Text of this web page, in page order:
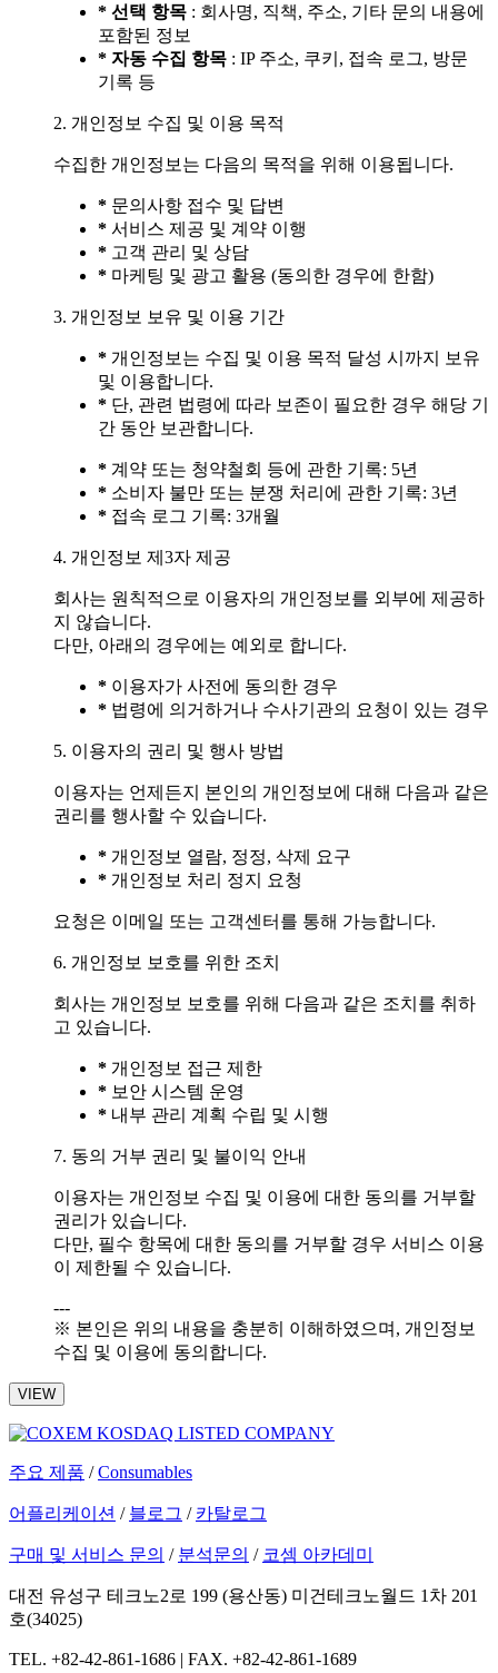
* 선택 항목 : 회사명, 직책, 주소, 기타 문의 내용에
포함된 정보
* 자동 수집 항목 : IP 주소, 쿠키, 접속 로그, 방문
기록 등
2. 개인정보 수집 및 이용 목적
수집한 개인정보는 다음의 목적을 위해 이용됩니다.
* 문의사항 접수 및 답변
* 서비스 제공 및 계약 이행
* 고객 관리 및 상담
* 마케팅 및 광고 활용 (동의한 경우에 한함)
3. 개인정보 보유 및 이용 기간
* 개인정보는 수집 및 이용 목적 달성 시까지 보유
및 이용합니다.
* 단, 관련 법령에 따라 보존이 필요한 경우 해당 기
간 동안 보관합니다.
* 계약 또는 청약철회 등에 관한 기록: 5년
* 소비자 불만 또는 분쟁 처리에 관한 기록: 3년
* 접속 로그 기록: 3개월
4. 개인정보 제3자 제공
회사는 원칙적으로 이용자의 개인정보를 외부에 제공하
지 않습니다.
다만, 아래의 경우에는 예외로 합니다.
* 이용자가 사전에 동의한 경우
* 법령에 의거하거나 수사기관의 요청이 있는 경우
5. 이용자의 권리 및 행사 방법
이용자는 언제든지 본인의 개인정보에 대해 다음과 같은
권리를 행사할 수 있습니다.
* 개인정보 열람, 정정, 삭제 요구
* 개인정보 처리 정지 요청
요청은 이메일 또는 고객센터를 통해 가능합니다.
6. 개인정보 보호를 위한 조치
회사는 개인정보 보호를 위해 다음과 같은 조치를 취하
고 있습니다.
* 개인정보 접근 제한
* 보안 시스템 운영
* 내부 관리 계획 수립 및 시행
7. 동의 거부 권리 및 불이익 안내
이용자는 개인정보 수집 및 이용에 대한 동의를 거부할
권리가 있습니다.
다만, 필수 항목에 대한 동의를 거부할 경우 서비스 이용
이 제한될 수 있습니다.
---
※ 본인은 위의 내용을 충분히 이해하였으며, 개인정보
수집 및 이용에 동의합니다.
VIEW
주요 제품 /Consumables
어플리케이션 / 블로그 / 카탈로그
구매 및 서비스 문의 / 분석문의 / 코셈 아카데미
대전 유성구 테크노2로 199 (용산동) 미건테크노월드 1차 201
호(34025)
TEL. +82-42-861-1686 | FAX. +82-42-861-1689